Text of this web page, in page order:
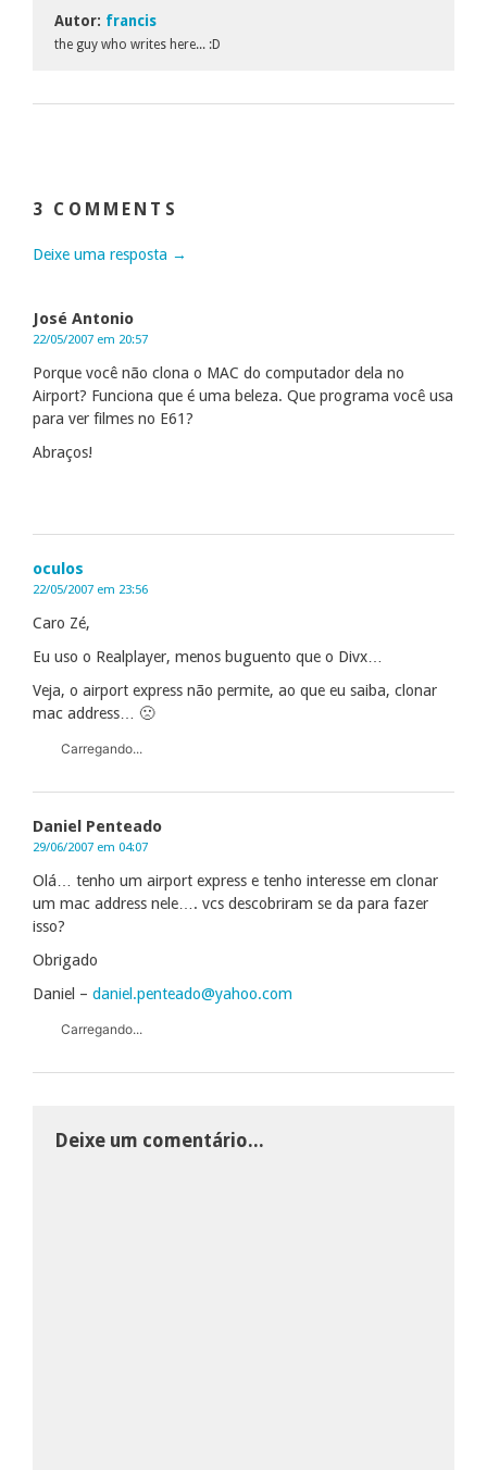
Autor: francis
the guy who writes here... :D
3 COMMENTS
Deixe uma resposta →
José Antonio
22/05/2007 em 20:57
Porque você não clona o MAC do computador dela no
Airport? Funciona que é uma beleza. Que programa você usa
para ver filmes no E61?
Abraços!
oculos
22/05/2007 em 23:56
Caro Zé,
Eu uso o Realplayer, menos buguento que o Divx…
Veja, o airport express não permite, ao que eu saiba, clonar
mac address… 🙁
Carregando...
Daniel Penteado
29/06/2007 em 04:07
Olá… tenho um airport express e tenho interesse em clonar
um mac address nele…. vcs descobriram se da para fazer
isso?
Obrigado
Daniel – daniel.penteado@yahoo.com
Carregando...
Deixe um comentário...